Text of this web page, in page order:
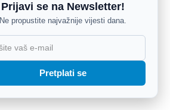
Prijavi se na Newsletter!
Ne propustite najvažnije vijesti dana.
Pretplati se